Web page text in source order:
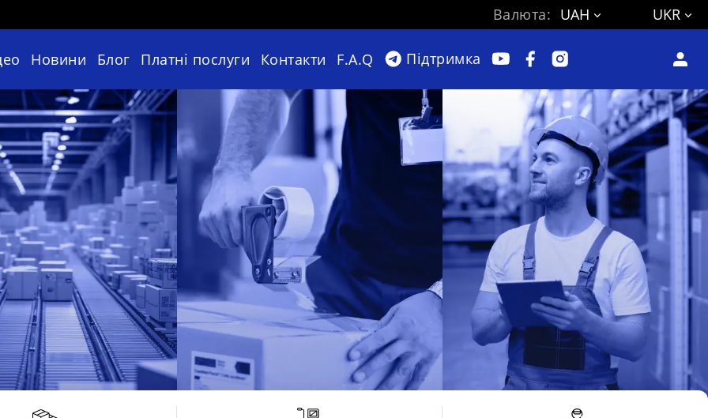
Валюта: UAH UKR
Новини Блог Платні послуги Контакти F.A.Q Підтримка